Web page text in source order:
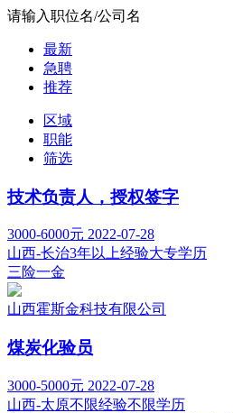
请输入职位名/公司名
最新
急聘
推荐
区域
职能
筛选
技术负责人，授权签字
3000-6000元 2022-07-28
山西-长治3年以上经验大专学历
三险一金
山西霍斯金科技有限公司
煤炭化验员
3000-5000元 2022-07-28
山西-太原不限经验不限学历